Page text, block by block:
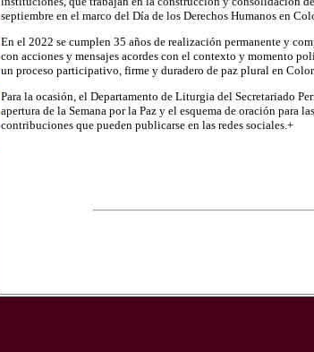
septiembre en el marco del Día de los Derechos Humanos en
En el 2022 se cumplen 35 años de realización permanente y
con acciones y mensajes acordes con el contexto y momento
un proceso participativo, firme y duradero de paz plural en
Para la ocasión, el Departamento de Liturgia del Secretariado
apertura de la Semana por la Paz y el esquema de oración para
contribuciones que pueden publicarse en las redes sociales.+